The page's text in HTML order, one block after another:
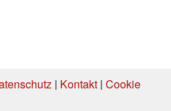
| Kontakt| Cookie